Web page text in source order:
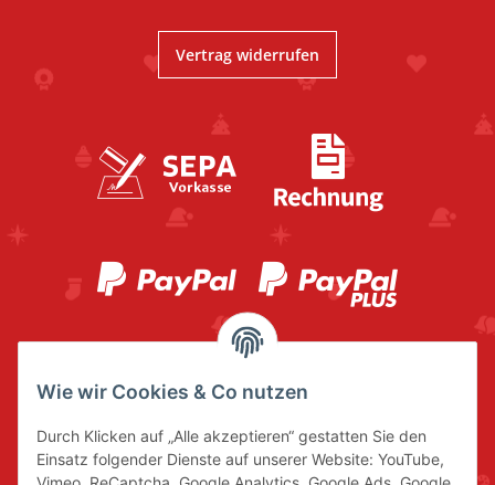
Vertrag widerrufen
Wie wir Cookies & Co nutzen
Durch Klicken auf „Alle akzeptieren“ gestatten Sie den
Einsatz folgender Dienste auf unserer Website: YouTube,